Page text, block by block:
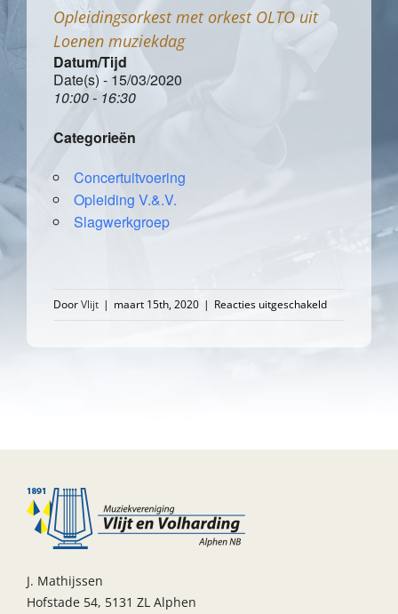
Opleidingsorkest met orkest OLTO uit
Loenen muziekdag
Datum/Tijd
Date(s) - 15/03/2020
10:00 - 16:30
Categorieën
Concertuitvoering
Opleiding V.&.V.
Slagwerkgroep
DoorVlijt | maart 15th, 2020 | Reacties uitgeschakeldvoor
muziekdag
J. Mathijssen
Hofstade 54, 5131 ZL Alphen